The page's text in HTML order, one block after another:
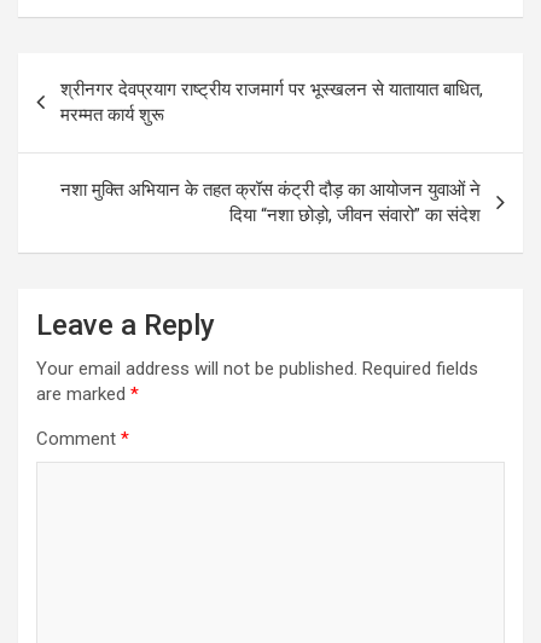
navigation
श्रीनगर देवप्रयाग राष्ट्रीय राजमार्ग पर भूस्खलन से यातायात बाधित,
मरम्मत कार्य शुरू
नशा मुक्ति अभियान के तहत क्रॉस कंट्री दौड़ का आयोजन युवाओं ने
दिया “नशा छोड़ो, जीवन संवारो” का संदेश
Leave a Reply
Your email address will not be published. Required fields
are marked *
Comment *